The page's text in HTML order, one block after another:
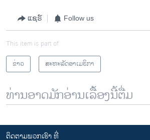
ແຊຣ໌ Follow us
This item is part of
ຂ່າວ
ສະຫະລັດອາເມຣິກາ
ທ່ານອາດມັກອ່ານເລື້ອງນີ້ຕື່ມ
ຕິດຕາມພວກເຮົາ ທີ່